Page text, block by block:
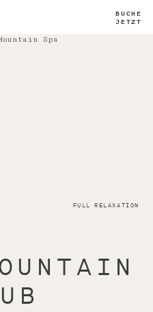
BUCHE
JETZT
FULL RELAXATION